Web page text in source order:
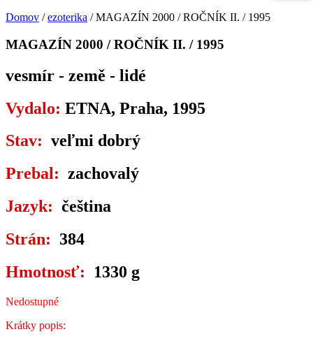
Domov /ezoterika / MAGAZÍN 2000 / ROČNÍK II. / 1995
MAGAZÍN 2000 / ROČNÍK II. / 1995
vesmír - země - lidé
Vydalo: ETNA, Praha, 1995
Stav: veľmi dobrý
Prebal: zachovalý
Jazyk: čeština
Strán: 384
Hmotnosť: 1330 g
Nedostupné
Krátky popis: